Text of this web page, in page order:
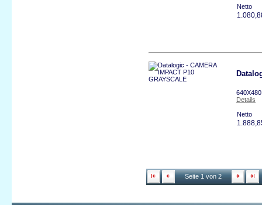
Netto
Details
Netto
Seite 1 von 2